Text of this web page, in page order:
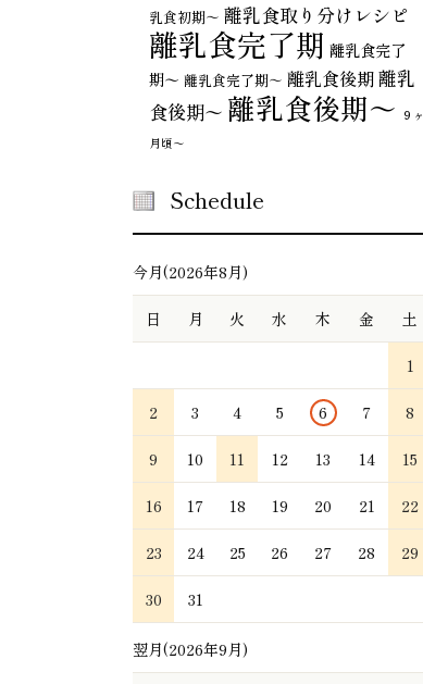
乳食初期～ 離乳食取り分けレシピ
離乳食完了期 離乳食完了
期〜 離乳食完了期～ 離乳食後期離乳
食後期〜 離乳食後期～ ９ヶ
月頃～
Schedule
今月(2026年8月)
日 月 火 水 木 金 土
1
2 3 4 5 6 7 8
9 10 11 12 13 14 15
16 17 18 19 20 21 22
23 24 25 26 27 28 29
30 31
翌月(2026年9月)